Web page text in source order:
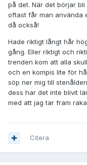
på det. När det börjar
oftast får man använda
då också!
Hade riktigt långt hår
gång. Eller riktigt och
trenden kom att alla
och en kompis lite för
söp ner mig till
dess har det inte blivit
med att jag tar fram
Citera